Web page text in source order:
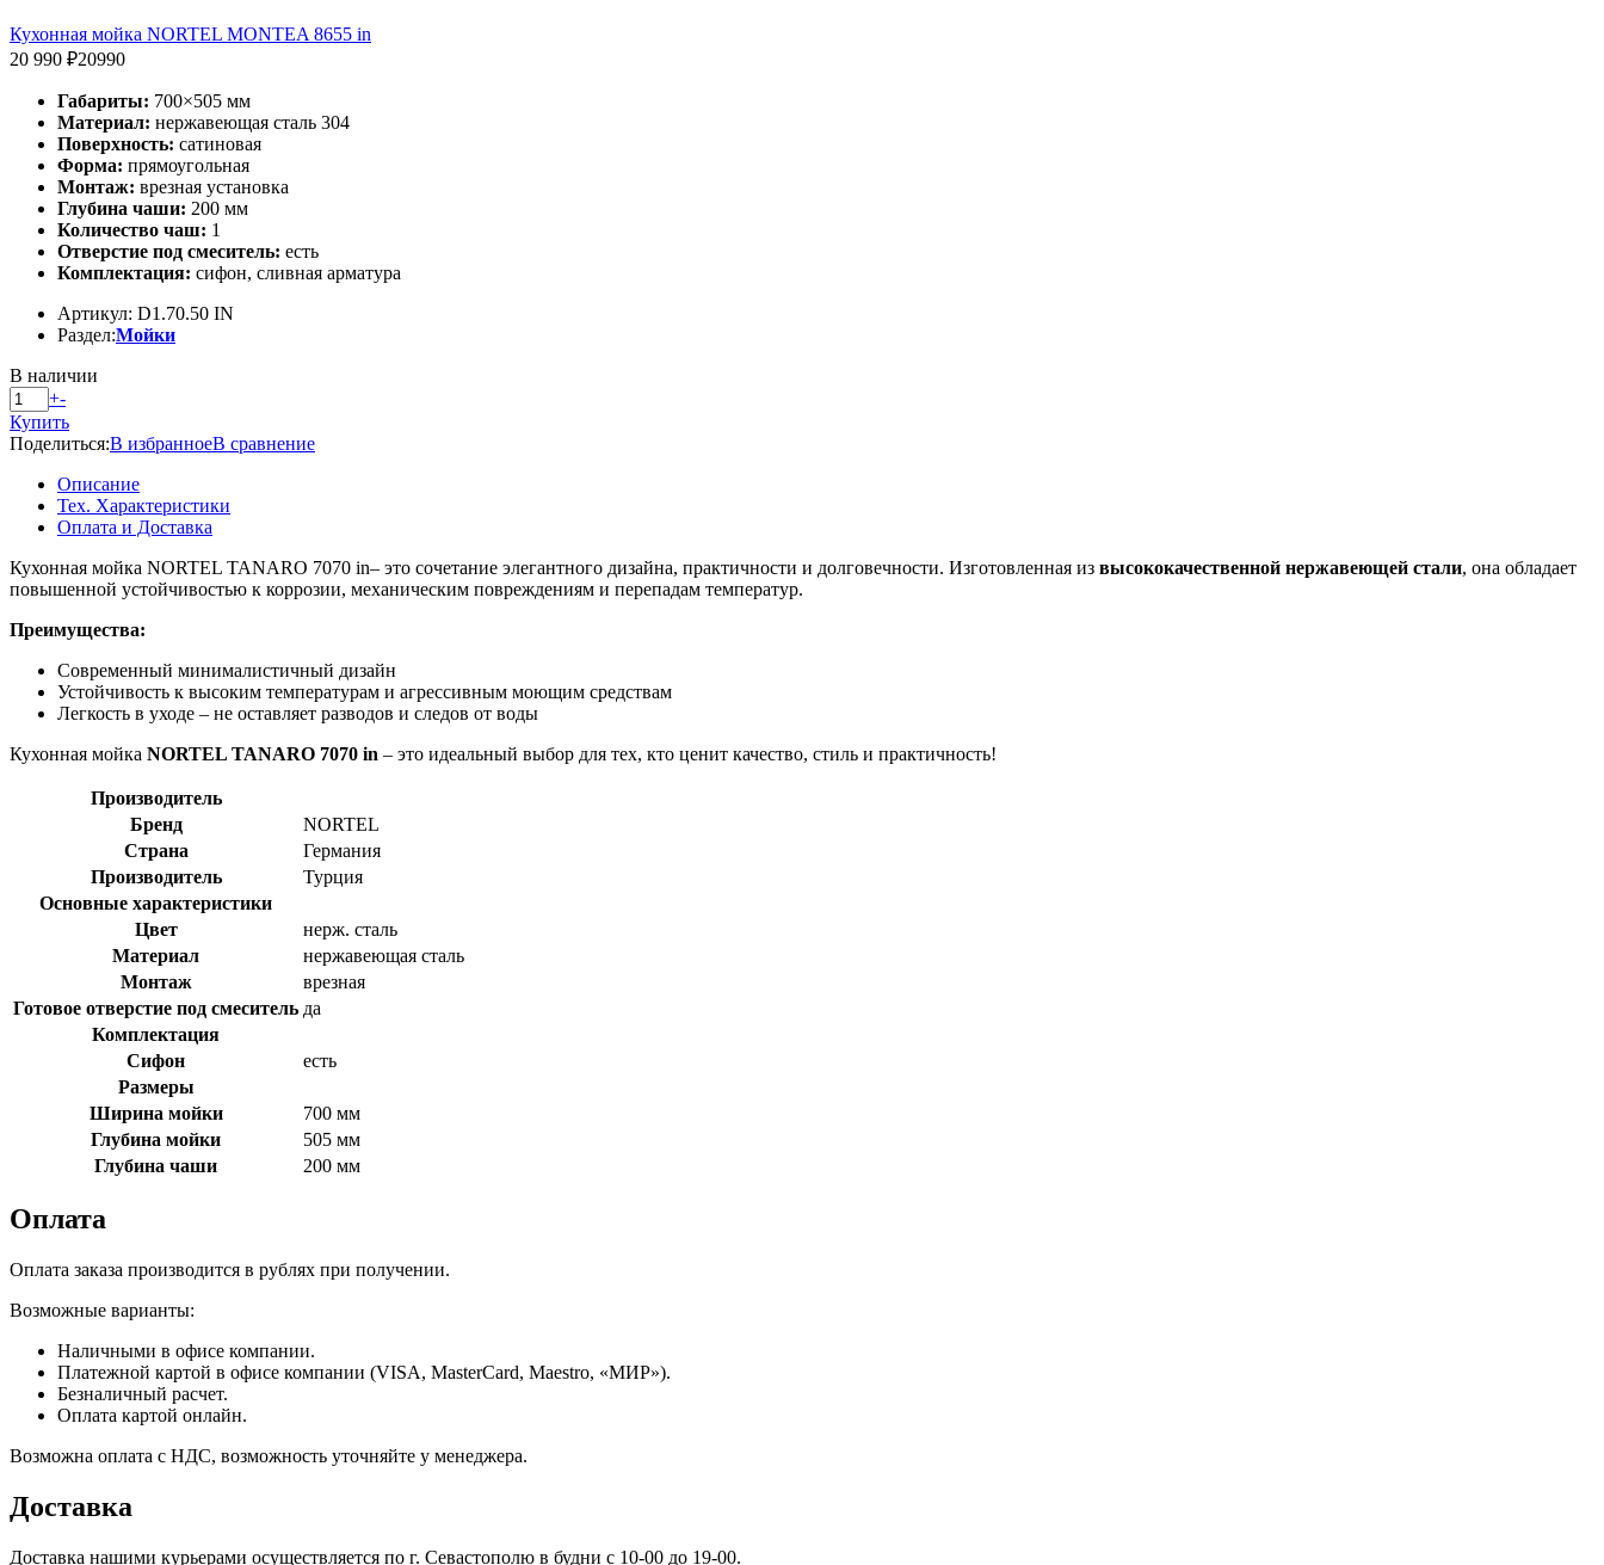
Кухонная мойка NORTEL MONTEA 8655 in
20 990 ₽20990
Габариты: 700×505 мм
Материал: нержавеющая сталь 304
Поверхность: сатиновая
Форма: прямоугольная
Монтаж: врезная установка
Глубина чаши: 200 мм
Количество чаш: 1
Отверстие под смеситель: есть
Комплектация: сифон, сливная арматура
Артикул: D1.70.50 IN
Раздел:Мойки
В наличии
+-
Купить
Поделиться:В избранноеВ сравнение
Описание
Тех. Характеристики
Оплата и Доставка
Кухонная мойка NORTEL TANARO 7070 in– это сочетание элегантного дизайна, практичности и долговечности. Изготовленная из высококачественной нержавеющей стали, она обладает
повышенной устойчивостью к коррозии, механическим повреждениям и перепадам температур.
Преимущества:
Современный минималистичный дизайн
Устойчивость к высоким температурам и агрессивным моющим средствам
Легкость в уходе – не оставляет разводов и следов от воды
Кухонная мойка NORTEL TANARO 7070 in – это идеальный выбор для тех, кто ценит качество, стиль и практичность!
Производитель
Бренд
NORTEL
Страна
Германия
Производитель
Турция
Основные характеристики
Цвет
нерж. сталь
Материал
нержавеющая сталь
Монтаж
врезная
Готовое отверстие под смеситель да
Комплектация
Сифон
есть
Размеры
Ширина мойки
700 мм
Глубина мойки
505 мм
Глубина чаши
200 мм
Оплата
Оплата заказа производится в рублях при получении.
Возможные варианты:
Наличными в офисе компании.
Платежной картой в офисе компании (VISA, MasterCard, Maestro, «МИР»).
Безналичный расчет.
Оплата картой онлайн.
Возможна оплата с НДС, возможность уточняйте у менеджера.
Доставка
Доставка нашими курьерами осуществляется по г. Севастополю в будни с 10-00 до 19-00.